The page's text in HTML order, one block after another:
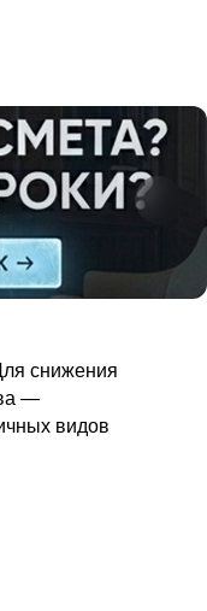
снижения
—
видов